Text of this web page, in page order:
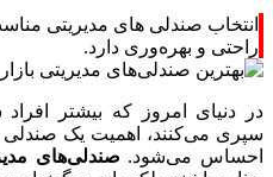
انتخاب صندلی های مدیریتی
راحتی و بهره‌وری دارد.
در دنیای امروز که بیشتر
سپری می‌کنند، اهمیت یک
احساس می‌شود. صندلی‌های